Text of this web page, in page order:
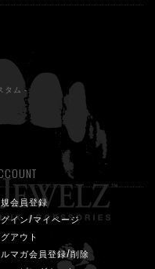
タム -
会員登録
イン/マイページ
アウト
ルマガ会員登録/削除